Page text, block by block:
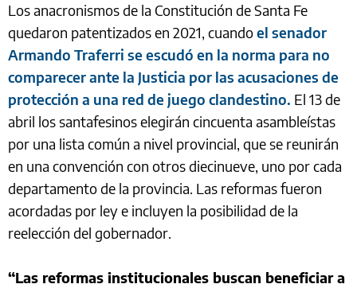
Los anacronismos de la Constitución de Santa Fe
quedaron patentizados en 2021, cuandoel senador
Armando Traferri se escudó en la norma para no
comparecer ante la Justicia por las acusaciones de
protección a una red de juego clandestino. El 13 de
abril los santafesinos elegirán cincuenta asambleístas
por una lista común a nivel provincial, que se reunirán
en una convención con otros diecinueve, uno por cada
departamento de la provincia. Las reformas fueron
acordadas por ley e incluyen la posibilidad de la
reelección del gobernador.
“Las reformas institucionales buscan beneficiar a